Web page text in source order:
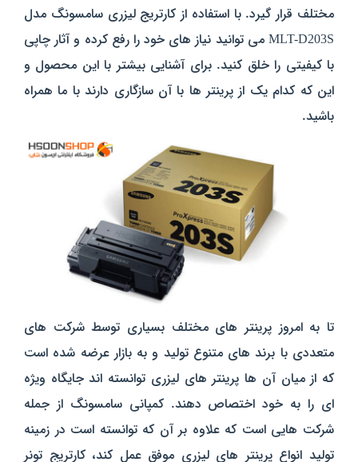
مختلف قرار گیرد. با استفاده از کارتریج لیزری سامسونگ مدل
MLT-D203S می توانید نیاز های خود را رفع کرده و آثار چاپی
با کیفیتی را خلق کنید. برای آشنایی بیشتر با این محصول و
این که کدام یک از پرینتر ها با آن سازگاری دارند با ما همراه
باشید.
تا به امروز پرینتر های مختلف بسیاری توسط شرکت های
متعددی با برند های متنوع تولید و به بازار عرضه شده است
که از میان آن ها پرینتر های لیزری توانسته اند جایگاه ویژه
ای را به خود اختصاص دهند. کمپانی سامسونگ از جمله
شرکت هایی است که علاوه بر آن که توانسته است در زمینه
تولید انواع پرینتر های لیزری موفق عمل کند، کارتریج تونر